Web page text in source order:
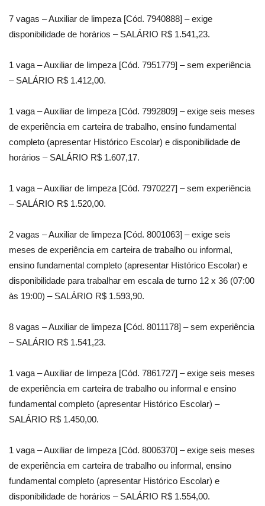
7 vagas – Auxiliar de limpeza [Cód. 7940888] – exige
disponibilidade de horários – SALÁRIO R$ 1.541,23.
1 vaga – Auxiliar de limpeza [Cód. 7951779] – sem experiência
– SALÁRIO R$ 1.412,00.
1 vaga – Auxiliar de limpeza [Cód. 7992809] – exige seis meses
de experiência em carteira de trabalho, ensino fundamental
completo (apresentar Histórico Escolar) e disponibilidade de
horários – SALÁRIO R$ 1.607,17.
1 vaga – Auxiliar de limpeza [Cód. 7970227] – sem experiência
– SALÁRIO R$ 1.520,00.
2 vagas – Auxiliar de limpeza [Cód. 8001063] – exige seis
meses de experiência em carteira de trabalho ou informal,
ensino fundamental completo (apresentar Histórico Escolar) e
disponibilidade para trabalhar em escala de turno 12 x 36 (07:00
às 19:00) – SALÁRIO R$ 1.593,90.
8 vagas – Auxiliar de limpeza [Cód. 8011178] – sem experiência
– SALÁRIO R$ 1.541,23.
1 vaga – Auxiliar de limpeza [Cód. 7861727] – exige seis meses
de experiência em carteira de trabalho ou informal e ensino
fundamental completo (apresentar Histórico Escolar) –
SALÁRIO R$ 1.450,00.
1 vaga – Auxiliar de limpeza [Cód. 8006370] – exige seis meses
de experiência em carteira de trabalho ou informal, ensino
fundamental completo (apresentar Histórico Escolar) e
disponibilidade de horários – SALÁRIO R$ 1.554,00.